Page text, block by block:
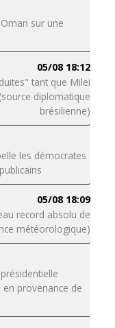
sur une
05/08 18:12
tant que Milei
diplomatique
brésilienne)
les démocrates
05/08 18:09
record absolu de
météorologique)
provenance de